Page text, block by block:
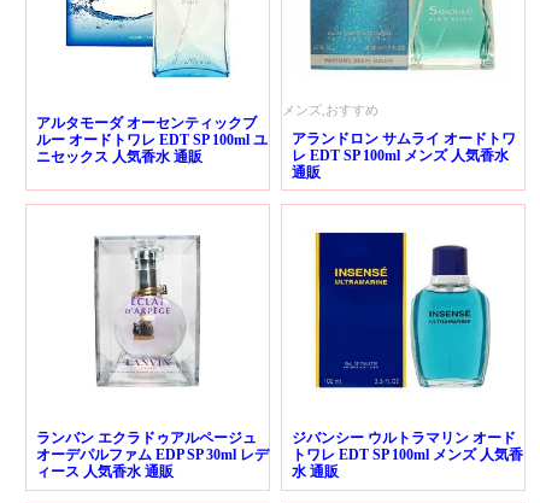
アルタモーダ オーセンティックブ
ルー オードトワレ EDT SP 100ml ユ
ニセックス 人気香水 通販
メンズ,おすすめ
アランドロン サムライ オードトワ
レ EDT SP 100ml メンズ 人気香水
通販
ランバン エクラドゥアルページュ
オーデパルファム EDP SP 30ml レデ
ィース 人気香水 通販
ジバンシー ウルトラマリン オード
トワレ EDT SP 100ml メンズ 人気香
水 通販